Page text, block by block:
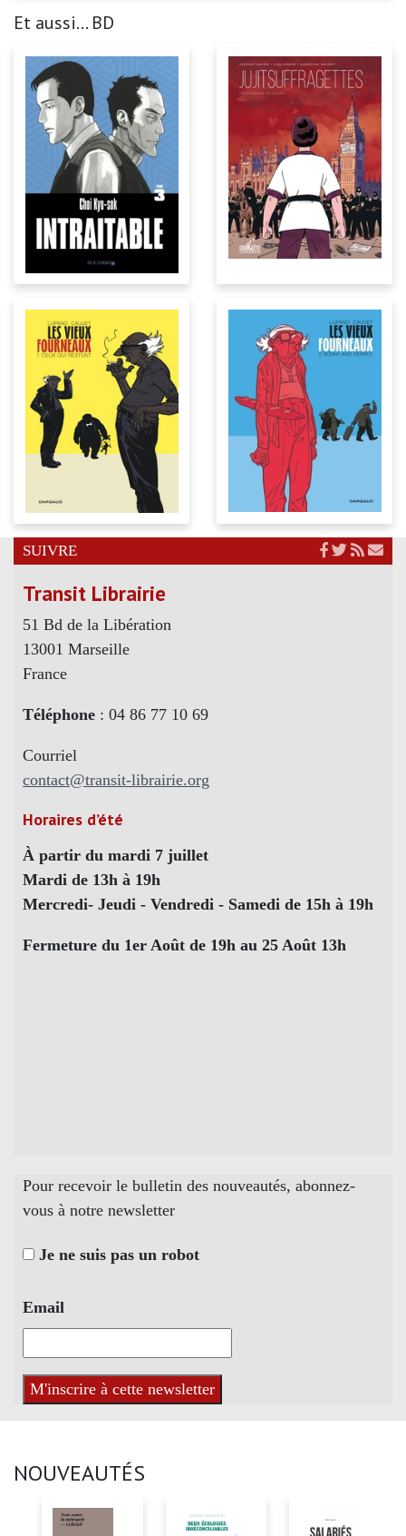
Et aussi... BD
SUIVRE
Transit Librairie
51 Bd de la Libération
13001 Marseille
France
Téléphone : 04 86 77 10 69
Courriel
contact@transit-librairie.org
Horaires d’été
À partir du mardi 7 juillet
Mardi de 13h à 19h
Mercredi- Jeudi - Vendredi - Samedi de 15h à 19h
Fermeture du 1er Août de 19h au 25 Août 13h
Pour recevoir le bulletin des nouveautés, abonnez-
vous à notre newsletter
Je ne suis pas un robot
Email
NOUVEAUTÉS